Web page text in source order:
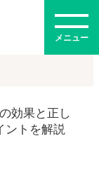
メニュー
効果と正し
ントを解説